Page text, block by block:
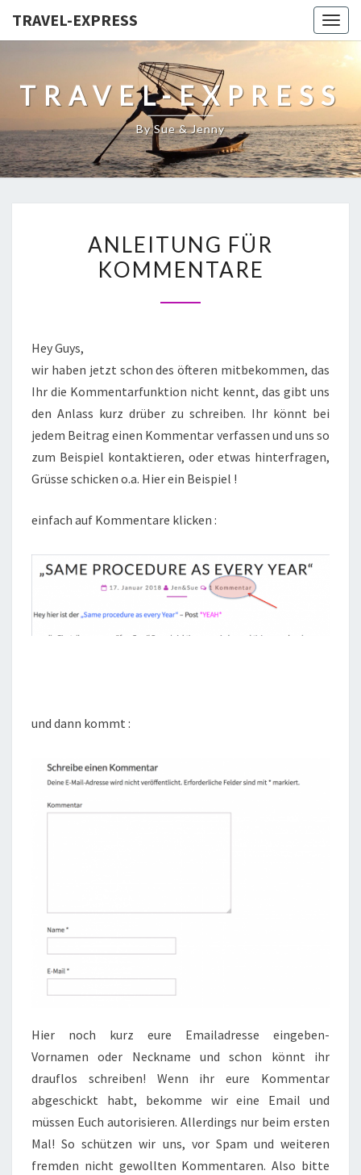
TRAVEL-EXPRESS
TRAVEL-EXPRESS
By Sue & Jenny
ANLEITUNG FÜR
KOMMENTARE
Hey Guys,
wir haben jetzt schon des öfteren mitbekommen, das
Ihr die Kommentarfunktion nicht kennt, das gibt uns
den Anlass kurz drüber zu schreiben. Ihr könnt bei
jedem Beitrag einen Kommentar verfassen und uns so
zum Beispiel kontaktieren, oder etwas hinterfragen,
Grüsse schicken o.a. Hier ein Beispiel !
einfach auf Kommentare klicken :
und dann kommt :
Hier noch kurz eure Emailadresse eingeben-
Vornamen oder Neckname und schon könnt ihr
drauflos schreiben! Wenn ihr eure Kommentar
abgeschickt habt, bekomme wir eine Email und
müssen Euch autorisieren. Allerdings nur beim ersten
Mal! So schützen wir uns, vor Spam und weiteren
fremden nicht gewollten Kommentaren. Also bitte